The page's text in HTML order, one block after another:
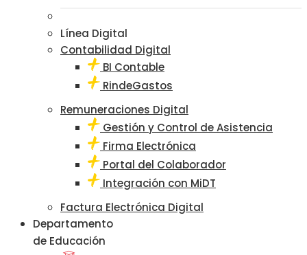
Línea Digital
Contabilidad Digital
BI Contable
RindeGastos
Remuneraciones Digital
Gestión y Control de Asistencia
Firma Electrónica
Portal del Colaborador
Integración con MiDT
Factura Electrónica Digital
Departamento
de Educación